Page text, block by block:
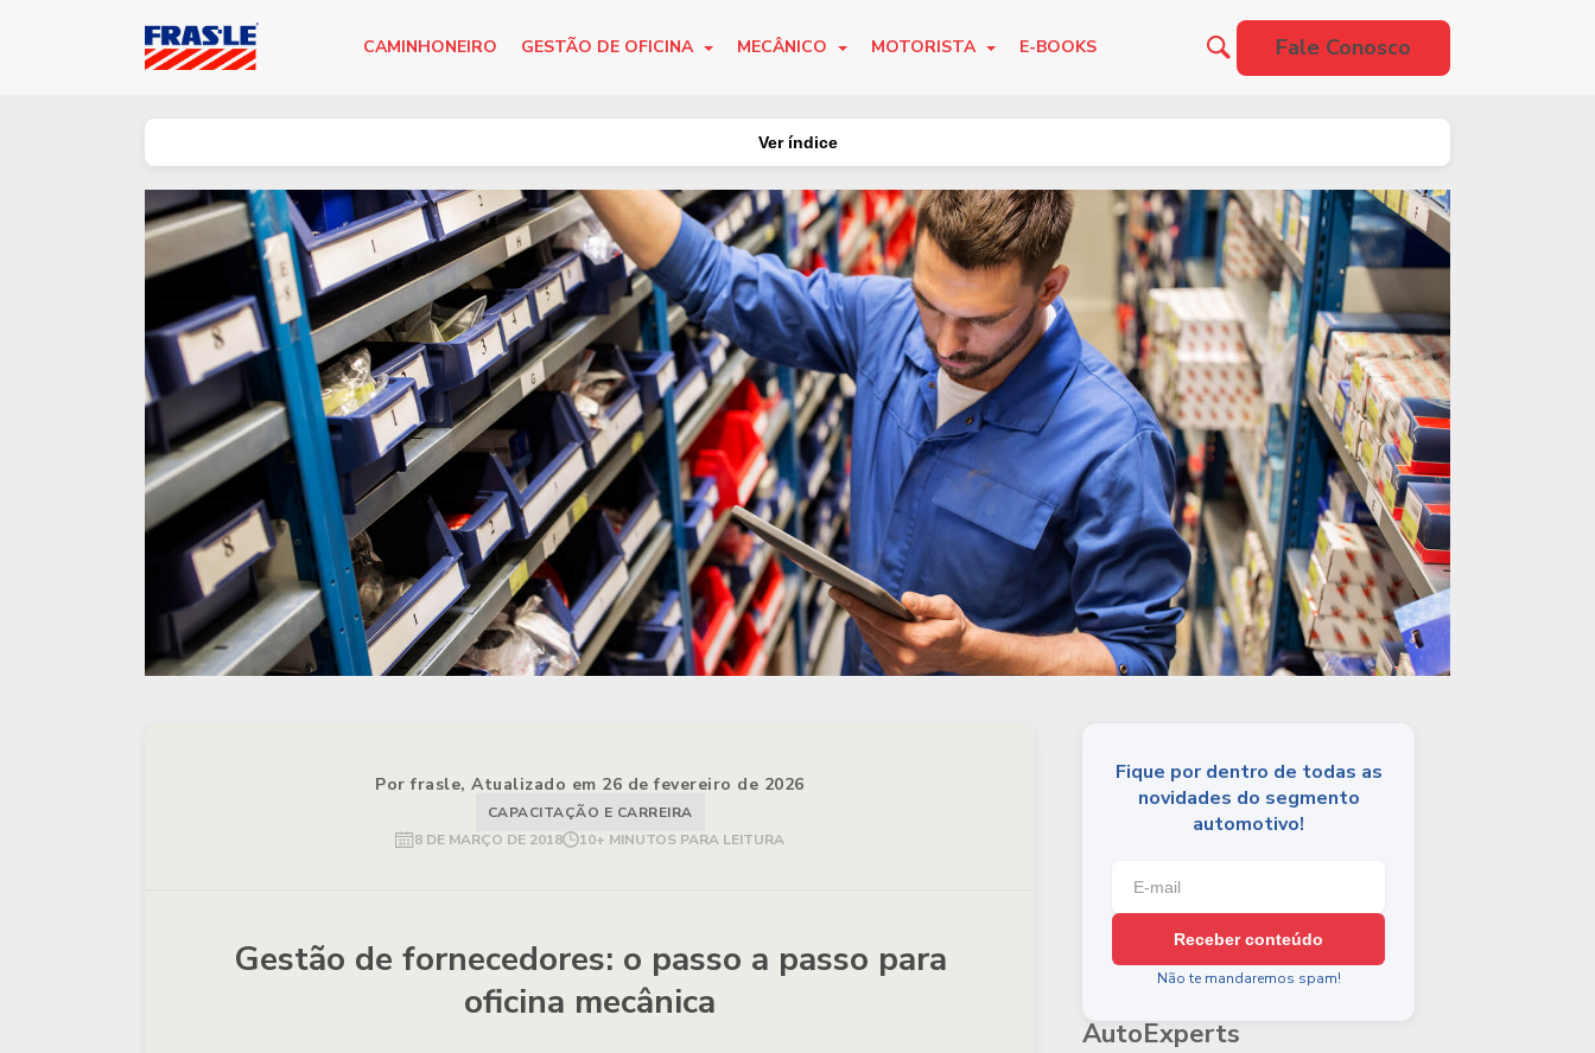
CAMINHONEIRO GESTÃO DE OFICINA MECÂNICO MOTORISTA E-BOOKS Fale Conosco
Ver índice
Por frasle, Atualizado em 26 de fevereiro de 2026
CAPACITAÇÃO E CARREIRA
8 DE MARÇO DE 2018
10+ MINUTOS PARA LEITURA
Gestão de fornecedores: o passo a passo para
oficina mecânica
Fique por dentro de todas as
novidades do segmento
automotivo!
Receber conteúdo
Não te mandaremos spam!
AutoExperts